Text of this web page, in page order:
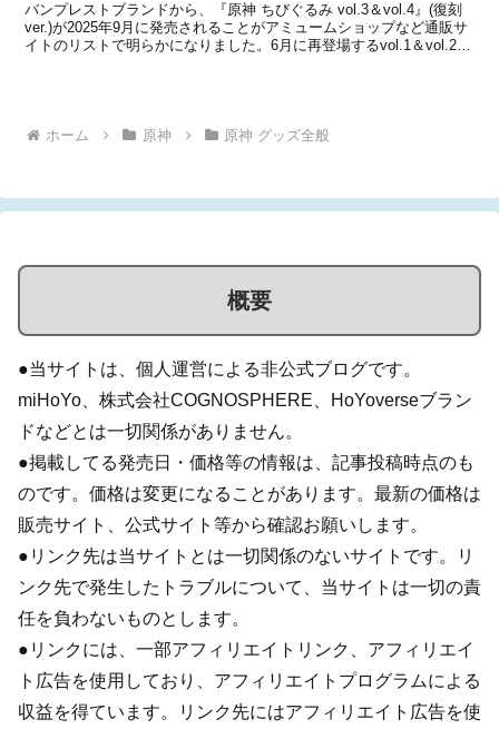
バンプレストブランドから、『原神 ちびぐるみ vol.3＆vol.4』(復刻
ver.)が2025年9月に発売されることがアミュームショップなど通販サ
イトのリストで明らかになりました。6月に再登場するvol.1＆vol.2に
ホーム 原神 原神 グッズ全般
概要
●当サイトは、個人運営による非公式ブログです。
miHoYo、株式会社COGNOSPHERE、HoYoverseブラン
ドなどとは一切関係がありません。
●掲載してる発売日・価格等の情報は、記事投稿時点のも
のです。価格は変更になることがあります。最新の価格は
販売サイト、公式サイト等から確認お願いします。
●リンク先は当サイトとは一切関係のないサイトです。リ
ンク先で発生したトラブルについて、当サイトは一切の責
任を負わないものとします。
●リンクには、一部アフィリエイトリンク、アフィリエイ
ト広告を使用しており、アフィリエイトプログラムによる
収益を得ています。リンク先にはアフィリエイト広告を使